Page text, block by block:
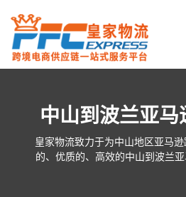
中山到波兰亚
皇家物流致力于为中山地区亚马
的、优质的、高效的中山到波兰